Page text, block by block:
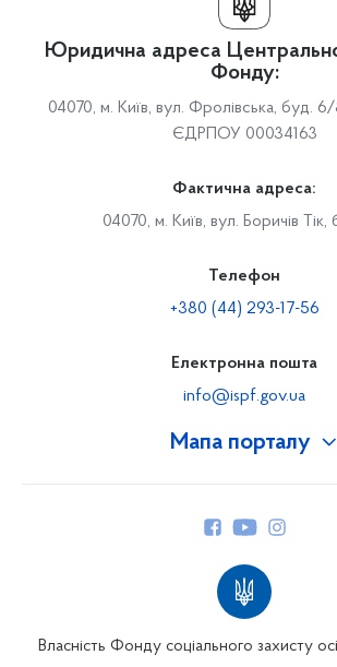
Мапа порталу
Юридична адреса
Фонду:
04070, м. Київ, вул. Фролівська, буд.
ЄДРПОУ 00034163
Фактична адреса:
04070, м. Київ, вул. Боричів Тік,
Телефон
+380 (44) 293-17-56
Електронна пошта
info@ispf.gov.ua
Власність Фонду соціального захисту